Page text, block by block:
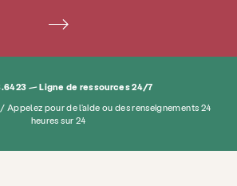
— Ligne de ressources 24/7
pour de l'aide ou des renseignements 24
heures sur 24